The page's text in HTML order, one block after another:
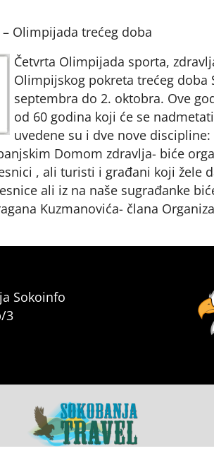
– Olimpijada trećeg doba
Četvrta Olimpijada sporta,
Olimpijskog pokreta trećeg doba
septembra do 2. oktobra. Ove
od 60 godina koji će se
uvedene su i dve nove
Domom zdravlja- biće
, ali turisti i građani koji žele
ali iz na naše sugrađanke
Kuzmanovića- člana
Sokoinfo
3